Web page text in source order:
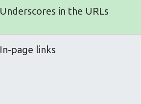
Underscores in the URLs
In-page links